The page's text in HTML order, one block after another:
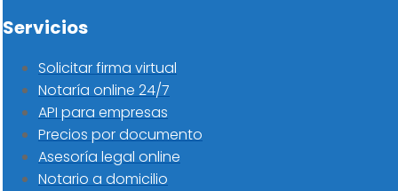
Servicios
Solicitar firma virtual
Notaría online 24/7
API para empresas
Precios por documento
Asesoría legal online
Notario a domicilio